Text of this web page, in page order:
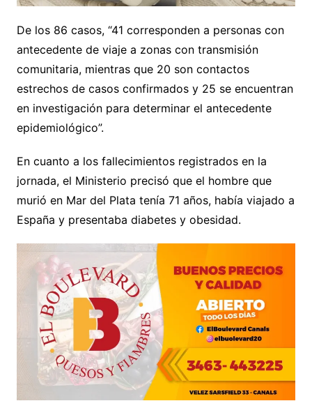
De los 86 casos, “41 corresponden a personas con
antecedente de viaje a zonas con transmisión
comunitaria, mientras que 20 son contactos
estrechos de casos confirmados y 25 se encuentran
en investigación para determinar el antecedente
epidemiológico”.
En cuanto a los fallecimientos registrados en la
jornada, el Ministerio precisó que el hombre que
murió en Mar del Plata tenía 71 años, había viajado a
España y presentaba diabetes y obesidad.